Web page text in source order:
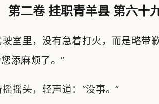
第二卷 挂职青羊县 第六
室里，没有急着打火，而是略带
添麻烦了。”
摇头，轻声道：“没事。”